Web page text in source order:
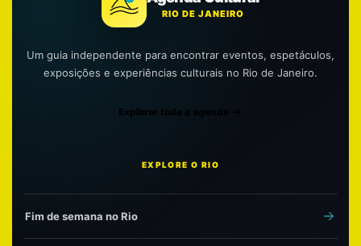
RIO DE JANEIRO
Um guia independente para encontrar eventos, espetáculos,
exposições e experiências culturais no Rio de Janeiro.
Explorar toda a agenda
EXPLORE O RIO
Fim de semana no Rio